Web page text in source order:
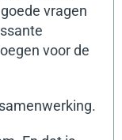
vragen
voor de